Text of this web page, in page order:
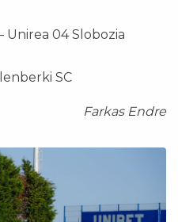
Unirea 04 Slobozia
SC
Farkas Endre